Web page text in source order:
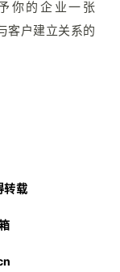
你的企业⼀张
客⼾建⽴关系的
转载